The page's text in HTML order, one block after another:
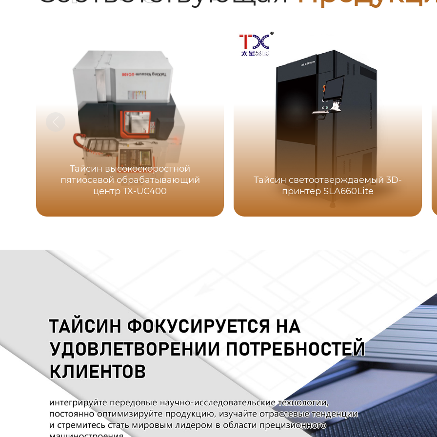
Тайсин высокоскоростной
пятиосевой обрабатывающий
центр TX-UC400
Тайсин светоотверждаемый 3D-
принтер SLA660Lite